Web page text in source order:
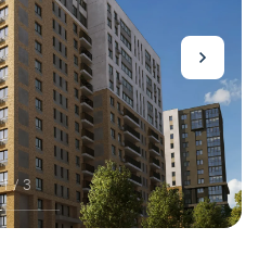
1 / 3